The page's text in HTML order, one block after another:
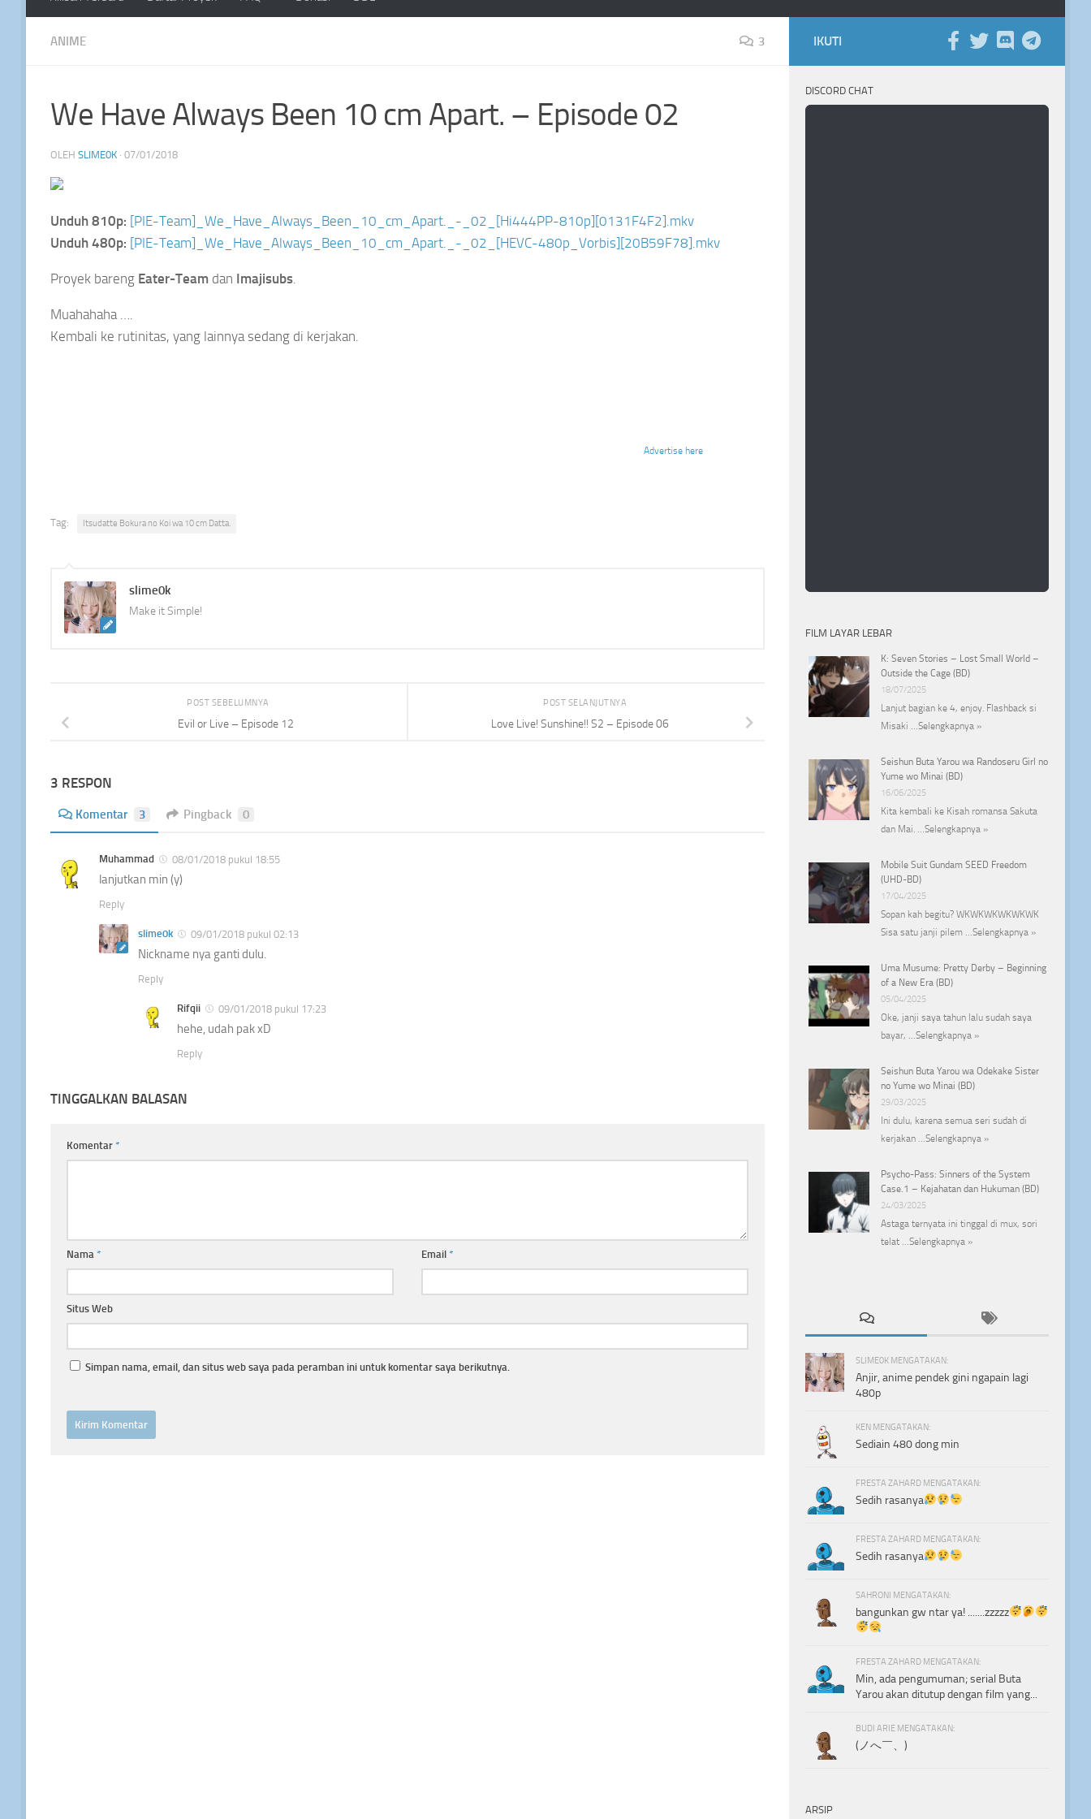
ANIME 3
We Have Always Been 10 cm Apart. – Episode 02
OLEH SLIME0K · 07/01/2018
Unduh 810p: [PIE-Team]_We_Have_Always_Been_10_cm_Apart._-_02_[Hi444PP-810p][0131F4F2].mkv
Unduh 480p: [PIE-Team]_We_Have_Always_Been_10_cm_Apart._-_02_[HEVC-480p_Vorbis][20B59F78].mkv
Proyek bareng Eater-Team dan Imajisubs
Muahahaha ….
Kembali ke rutinitas, yang lainnya sedang di kerjakan.
Advertise here
Tag: Itsudatte Bokura no Koi wa 10 cm Datta.
slime0k
Make it Simple!
POST SELANJUTNYA
Love Live! Sunshine!! S2 – Episode 06
POST SEBELUMNYA
Evil or Live – Episode 12
3 RESPON
Komentar 3 Pingback 0
Muhammad 08/01/2018 pukul 18:55
lanjutkan min (y)
Reply
slime0k 09/01/2018 pukul 02:13
Nickname nya ganti dulu.
Reply
Rifqii 09/01/2018 pukul 17:23
hehe, udah pak xD
Reply
TINGGALKAN BALASAN
Komentar *
Nama * Email *
Situs Web
Simpan nama, email, dan situs web saya pada peramban ini untuk komentar saya berikutnya.
IKUTI
DISCORD CHAT
FILM LAYAR LEBAR
K: Seven Stories – Lost Small World –
Outside the Cage (BD)
18/07/2025
Lanjut bagian ke 4, enjoy. Flashback si
Misaki … Selengkapnya »
Seishun Buta Yarou wa Randoseru Girl no
Yume wo Minai (BD)
16/06/2025
Kita kembali ke Kisah romansa Sakuta
dan Mai. … Selengkapnya »
Mobile Suit Gundam SEED Freedom
(UHD-BD)
17/04/2025
Sopan kah begitu? WKWKWKWKWKWK
Sisa satu janji pilem … Selengkapnya »
Uma Musume: Pretty Derby – Beginning
of a New Era (BD)
05/04/2025
Oke, janji saya tahun lalu sudah saya
bayar, … Selengkapnya »
Seishun Buta Yarou wa Odekake Sister
no Yume wo Minai (BD)
29/03/2025
Ini dulu, karena semua seri sudah di
kerjakan … Selengkapnya »
Psycho-Pass: Sinners of the System
Case.1 – Kejahatan dan Hukuman (BD)
24/03/2025
Astaga ternyata ini tinggal di mux, sori
telat … Selengkapnya »
SLIME0K MENGATAKAN:
Anjir, anime pendek gini ngapain lagi
480p
KEN MENGATAKAN:
Sediain 480 dong min
FRESTA ZAHARD MENGATAKAN:
Sedih rasanya
FRESTA ZAHARD MENGATAKAN:
Sedih rasanya
SAHRONI MENGATAKAN:
bangunkan gw ntar ya! .......zzzzz
FRESTA ZAHARD MENGATAKAN:
Min, ada pengumuman; serial Buta
Yarou akan ditutup dengan film yang...
BUDI ARIE MENGATAKAN:
(ノへ￣、)
ARSIP